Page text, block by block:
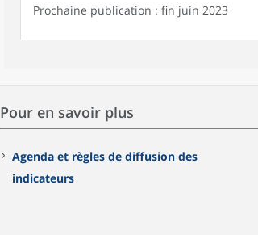
Prochaine publication : fin juin 2023
Pour en savoir plus
Agenda et règles de diffusion des
indicateurs